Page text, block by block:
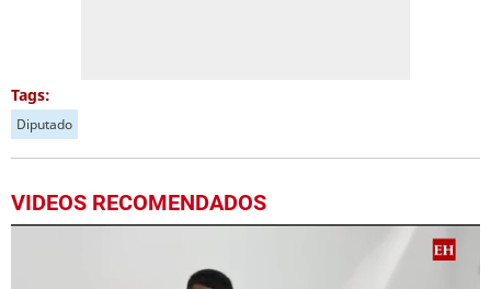
Tags:
Diputado
VIDEOS RECOMENDADOS